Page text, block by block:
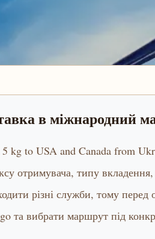
в міжнародний
kg to USA and Canada from
отримувача, типу
різні служби, тому
та вибрати маршрут під